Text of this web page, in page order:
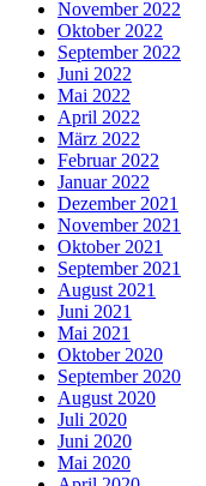
November 2022
Oktober 2022
September 2022
Juni 2022
Mai 2022
April 2022
März 2022
Februar 2022
Januar 2022
Dezember 2021
November 2021
Oktober 2021
September 2021
August 2021
Juni 2021
Mai 2021
Oktober 2020
September 2020
August 2020
Juli 2020
Juni 2020
Mai 2020